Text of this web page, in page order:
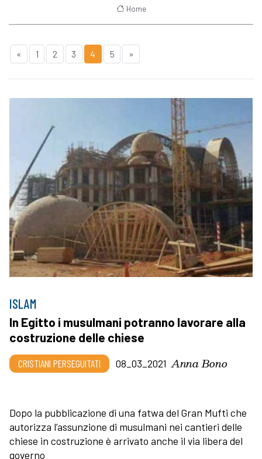
Home
« 1 2 3 4 5 »
ISLAM
In Egitto i musulmani potranno lavorare alla
costruzione delle chiese
CRISTIANI PERSEGUITATI 08_03_2021 Anna Bono
Dopo la pubblicazione di una fatwa del Gran Mufti che
autorizza l’assunzione di musulmani nei cantieri delle
chiese in costruzione è arrivato anche il via libera del
governo